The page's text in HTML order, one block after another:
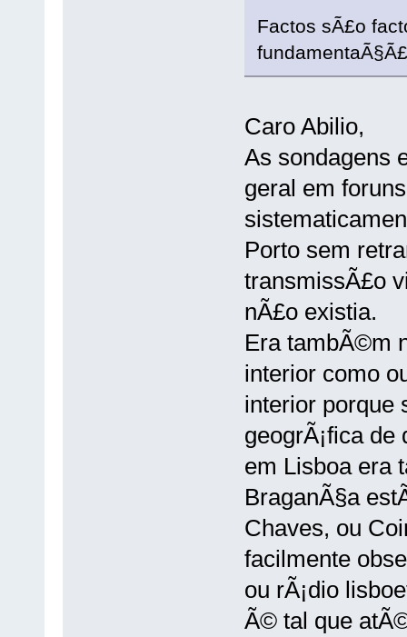
Factos sÃ£o
Caro Abilio,
As sondagens
geral em
Porto sem
transmissÃ£o
nÃ£o existia.
Era tambÃ©m
interior como
interior porque
geogrÃ¡fica
em Lisboa era
BraganÃ§a
Chaves, ou
facilmente
ou rÃ¡dio
Ã© tal que